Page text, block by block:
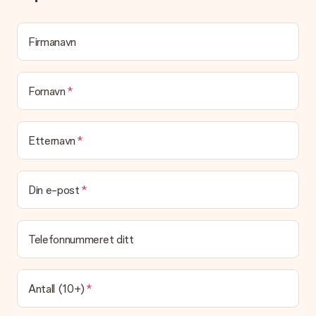
melding på kortet, som vi skriver ut og legger ved pakken. Slik
vet mottakeren nøyaktig hvem han eller hun har å takke for
den flotte overraskelsen.
Blir gaven min pakket inn?
(Foreløpig) tilbyr vi ikke denne tjenesten. Vi leverer våre gaver
Leveringstid, leveringsalternativer og frakt
Kan jeg velge en leveringsdato?
Det er ikke mulig å velge en bestemt leveringsdato.
Leveringstiden er indikert på produktsiden til gaven. Du kan
stole på at vår operatør leverer gaven din denne dagen.
Hvilke leveringsalternativer kan jeg velge mellom?
For tiden er det ikke mulig å velge et leveringsalternativ.
Gaven du bestiller sendes enten som en pakke eller som
postbokslevering. Vil du vite hvilket alternativ bestillingen din
Firmanavn
Fornavn
Etternavn
Din e-post
Telefonnummeret ditt
Antall (10+)